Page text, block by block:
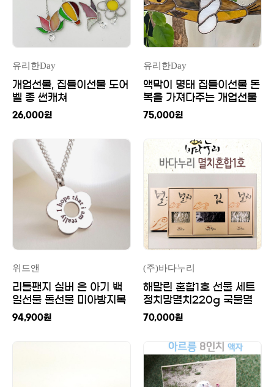
유리한Day
개업선물, 집들이선물 도어
벨 종 썬캐쳐
26,000원
유리한Day
액막이 명태 집들이선물 돈
복을 가져다주는 개업선물
75,000원
위드앤
리틀팬지 실버 은 아기 백
일선물 돌선물 미아방지목
걸이
94,900원
(주)바다누리
해말린 혼합1호 선물 세트
정치망멸치220g 국물멸
치200g 수염새우90g 황
70,000원